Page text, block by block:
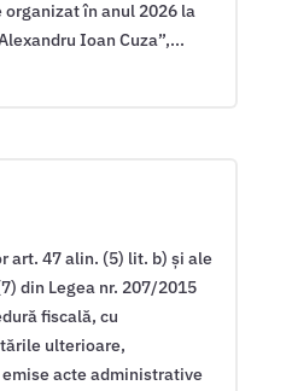
în anul 2026 la
Ioan Cuza”,...
art. 47 alin. (5) lit. b) și ale
din Legea nr. 207/2015
fiscală, cu
ulterioare,
acte administrative